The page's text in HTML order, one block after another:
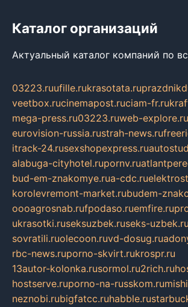
Каталог организаций
Актуальный каталог компаний по
03223.ruufille.rukrasotata.ru
veetbox.rucinemapost.ruciam-fr.ru
mega-press.ru03223.ruweb-explore.ru
eurovision-russia.rustrah-news.ru
itrack-24.rusexshopexpress.ru
alabuga-cityhotel.rupornv.ru
bud-em-znakomye.rua-cdc.ru
korolevremont-market.rubudem-
oooagrosnab.rufpodaso.ruemfire.ru
ukrasotki.ruseksuzbek.ruseks-uzbek.ru
sovratili.ruolecoon.ruvd-dosug.ru
rbc-news.ruporno-skvirt.rukrospr.ru
13autor-kolonka.rusormol.ru2rich.ru
hostserve.ruporno-na-russkom.ru
neznobi.rubigfatcc.ruhabble.ru